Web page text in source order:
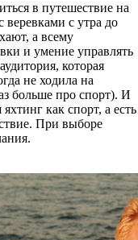
в путешествие на
веревками с утра до
а всему
и умение управлять
которая
не ходила на
больше про спорт). И
как спорт, а есть
При выборе